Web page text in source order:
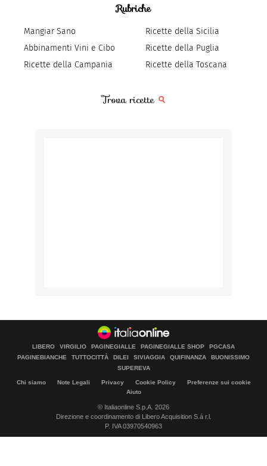
Rubriche
Mangiar Sano
Abbinamenti Vini e Cibo
Ricette della Campania
Ricette della Sicilia
Ricette della Puglia
Ricette della Toscana
Trova ricette
LIBERO VIRGILIO PAGINEGIALLE PAGINEGIALLE SHOP
PGCASA
PAGINEBIANCHE
TUTTOCITTÀ DILEI SIVIAGGIA QUIFINANZA
BUONISSIMO
SUPEREVA
Chi siamo Note Legali Privacy Cookie Policy
Preferenze sui cookie
Aiuto
© Italiaonline S.p.A. 2026
Direzione e coordinamento di Libero Acquisition S.á r.l.
P. IVA 03970540963